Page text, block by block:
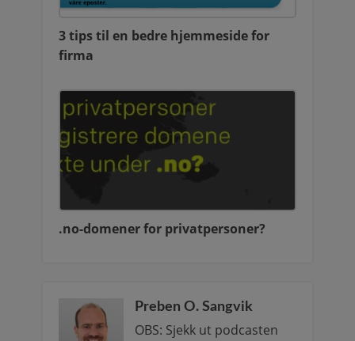
3 tips til en bedre hjemmeside for
firma
.no-domener for privatpersoner?
Preben O. Sangvik
OBS: Sjekk ut podcasten